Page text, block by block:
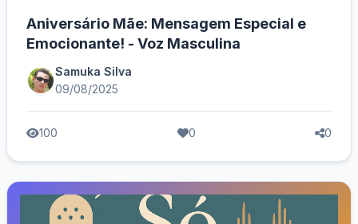
Aniversário Mãe: Mensagem Especial e
Emocionante! - Voz Masculina
Samuka Silva
09/08/2025
100 0 0